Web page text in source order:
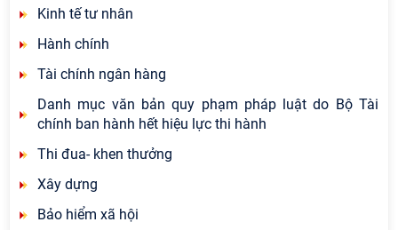
Kinh tế tư nhân
Hành chính
Tài chính ngân hàng
Danh mục văn bản quy phạm pháp luật do Bộ Tài
chính ban hành hết hiệu lực thi hành
Thi đua- khen thưởng
Xây dựng
Bảo hiểm xã hội